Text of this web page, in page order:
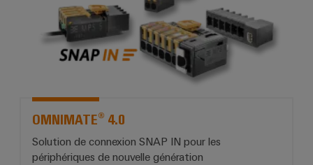
OMNIMATE® 4.0
Solution de connexion SNAP IN pour les
périphériques de nouvelle génération